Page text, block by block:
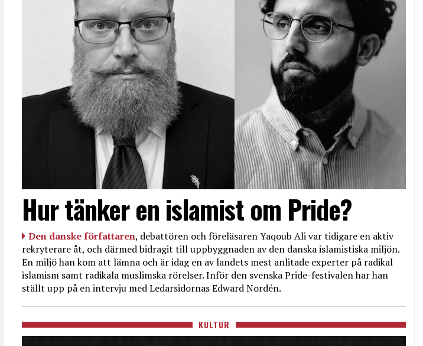
Hur tänker en islamist om Pride?
Den danske författaren, debattören och föreläsaren Yaqoub Ali var tidigare en aktiv
rekryterare åt, och därmed bidragit till uppbyggnaden av den danska islamistiska miljön.
En miljö han kom att lämna och är idag en av landets mest anlitade experter på radikal
islamism samt radikala muslimska rörelser. Inför den svenska Pride-festivalen har han
ställt upp på en intervju med Ledarsidornas Edward Nordén.
KULTUR